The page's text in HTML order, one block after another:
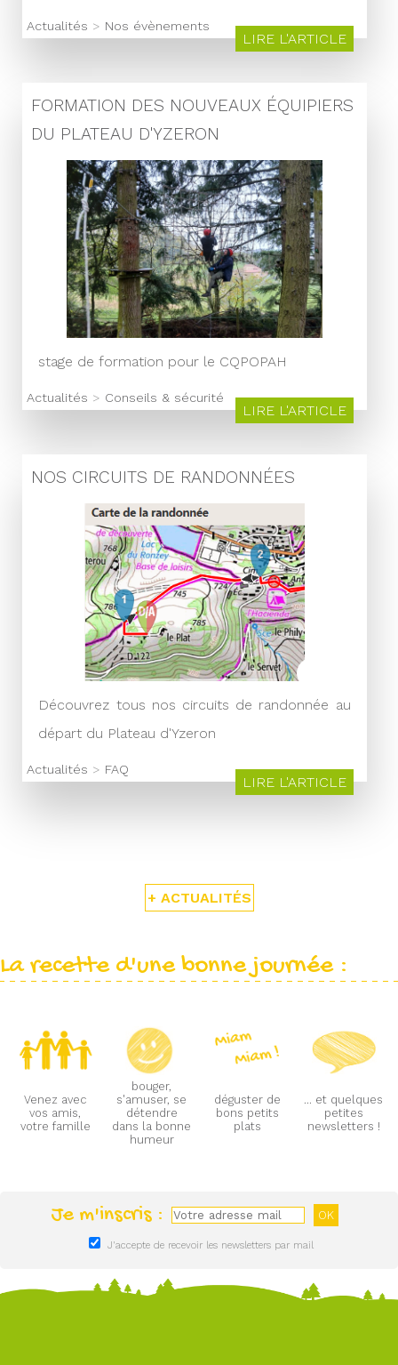
Actualités > Nos évènements
LIRE L'ARTICLE
FORMATION DES NOUVEAUX ÉQUIPIERS
DU PLATEAU D'YZERON
stage de formation pour le CQPOPAH
Actualités > Conseils & sécurité
LIRE L'ARTICLE
NOS CIRCUITS DE RANDONNÉES
Découvrez tous nos circuits de randonnée au
départ du Plateau d'Yzeron
Actualités > FAQ
LIRE L'ARTICLE
+ ACTUALITÉS
La recette d'une bonne journée :
Venez avec
vos amis,
votre famille
bouger,
s'amuser, se
détendre
dans la bonne
humeur
déguster de
bons petits
plats
... et quelques
petites
newsletters !
Je m'inscris :
J'accepte de recevoir les newsletters par mail